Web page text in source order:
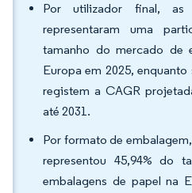
Por utilizador final, as
representaram uma
tamanho do mercado de
Europa em 2025,
registem a CAGR
até 2031.
Por formato de
representou 45,94% do
embalagens de papel na